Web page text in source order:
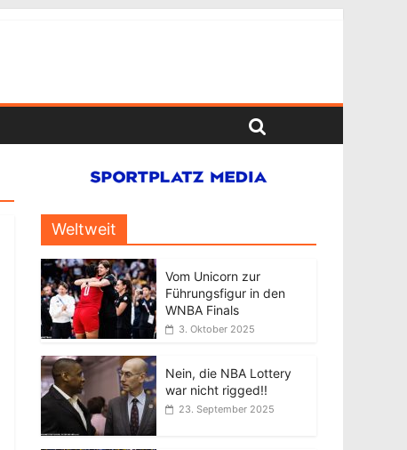
Weltweit
Vom Unicorn zur
Führungsfigur in den
WNBA Finals
3. Oktober 2025
Nein, die NBA Lottery
war nicht rigged!!
23. September 2025